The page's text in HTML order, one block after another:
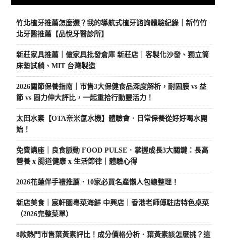
竹北植牙推薦怎麼選？我的導航式植牙諮詢體驗紀錄｜新竹竹
北牙醫推薦【品悅牙醫診所】
新莊家具推薦｜億家具批發倉庫 新莊店｜客製化沙發、獨立筒
床墊試躺、MIT 台灣製造
2026關節保養指南｜市售3大保健食品深度解析，耐固膜 vs 益
節 vs 固力伸大評比，一起重拾行動靈活力！
太田水素【OTA奈米氫水機】體驗會．日常保養從好好喝水開
始！
免費講座｜良食脈動 FOOD PULSE．掌握成長3大關鍵：長高
營養 x 腸道健康 x 生活節律｜體驗心得
2026花蓮伴手禮推薦．10家必買名產懶人包總整理！
新店美食｜宸軒園粵菜海鮮 中興店｜香港老師傅駐店特色桌菜
（2026完整菜單）
8款熱門市售葉黃素評比！成分價格分析．葉黃素該怎麼挑？這